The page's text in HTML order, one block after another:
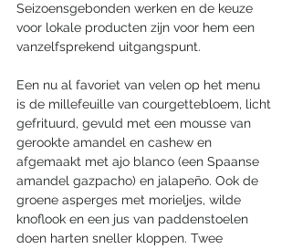
Seizoensgebonden werken en de keuze
voor lokale producten zijn voor hem een
vanzelfsprekend uitgangspunt.
Een nu al favoriet van velen op het menu
is de millefeuille van courgettebloem, licht
gefrituurd, gevuld met een mousse van
gerookte amandel en cashew en
afgemaakt met ajo blanco (een Spaanse
amandel gazpacho) en jalapeño. Ook de
groene asperges met morieljes, wilde
knoflook en een jus van paddenstoelen
doen harten sneller kloppen. Twee